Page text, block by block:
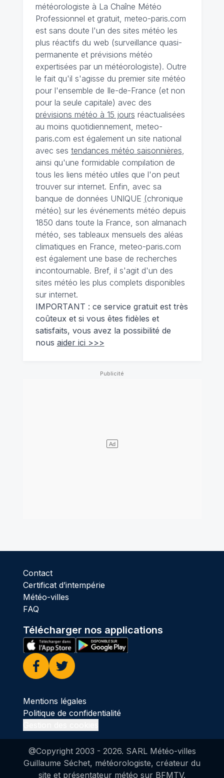
météorologiste à La Chaîne Météo
Professionnel et gratuit, meteo-paris.com
est sans doute l'un des sites météo les
plus réactifs du web (surveillance quasi-
permanente et prévisions météo
expertisées par un météorologiste). Outre
le fait qu'il s'agisse du premier site météo
pour l'ensemble de Ile-de-France (et non
pour la seule capitale) avec des
prévisions météo à 15 jours réactualisées
au moins quotidiennement, meteo-
paris.com est également un site national
avec ses tendances météo saisonnières
ainsi qu'une formidable compilation de
tous les liens météo utiles que l'on peut
trouver sur internet. Enfin, avec sa
banque de données UNIQUE (chronique
météo) sur les événements météo depuis
1850 dans toute la France, son almanach
météo, ses tableaux mensuels des aléas
climatiques en France, meteo-paris.com
est également une base de recherches
incontournable. Bref, il s'agit d'un des
sites météo les plus complets disponibles
sur internet.
IMPORTANT : ce service gratuit est très
coûteux et si vous êtes fidèles et
satisfaits, vous avez la possibilité de
nous aider ici >>>
Contact
Certificat d’intempérie
Météo-villes
FAQ
Télécharger nos applications
Facebook
Twitter
Mentions légales
Politique de confidentialité
@Copyright 2003 - 2026. SARL Météo-villes
Guillaume Séchet, météorologiste, créateur du
site et présentateur météo sur BFMTV.